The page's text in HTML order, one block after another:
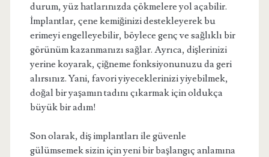
durum, yüz hatlarınızda çökmelere yol açabilir.
İmplantlar, çene kemiğinizi destekleyerek bu
erimeyi engelleyebilir, böylece genç ve sağlıklı bir
görünüm kazanmanızı sağlar. Ayrıca, dişlerinizi
yerine koyarak, çiğneme fonksiyonunuzu da geri
alırsınız. Yani, favori yiyeceklerinizi yiyebilmek,
doğal bir yaşamın tadını çıkarmak için oldukça
büyük bir adım!
Son olarak, diş implantları ile güvenle
gülümsemek sizin için yeni bir başlangıç anlamına